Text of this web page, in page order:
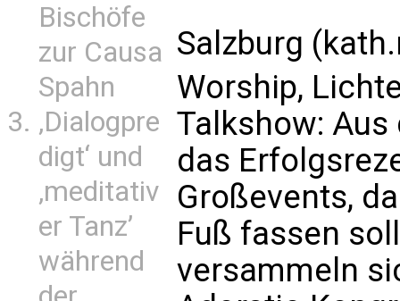
Bischöfe
zur Causa
Spahn
‚Dialogpre
digt‘ und
‚meditativ
er Tanz’
während
Salzburg
Worship,
Talkshow:
das
Großevents,
Fuß fassen
versammeln